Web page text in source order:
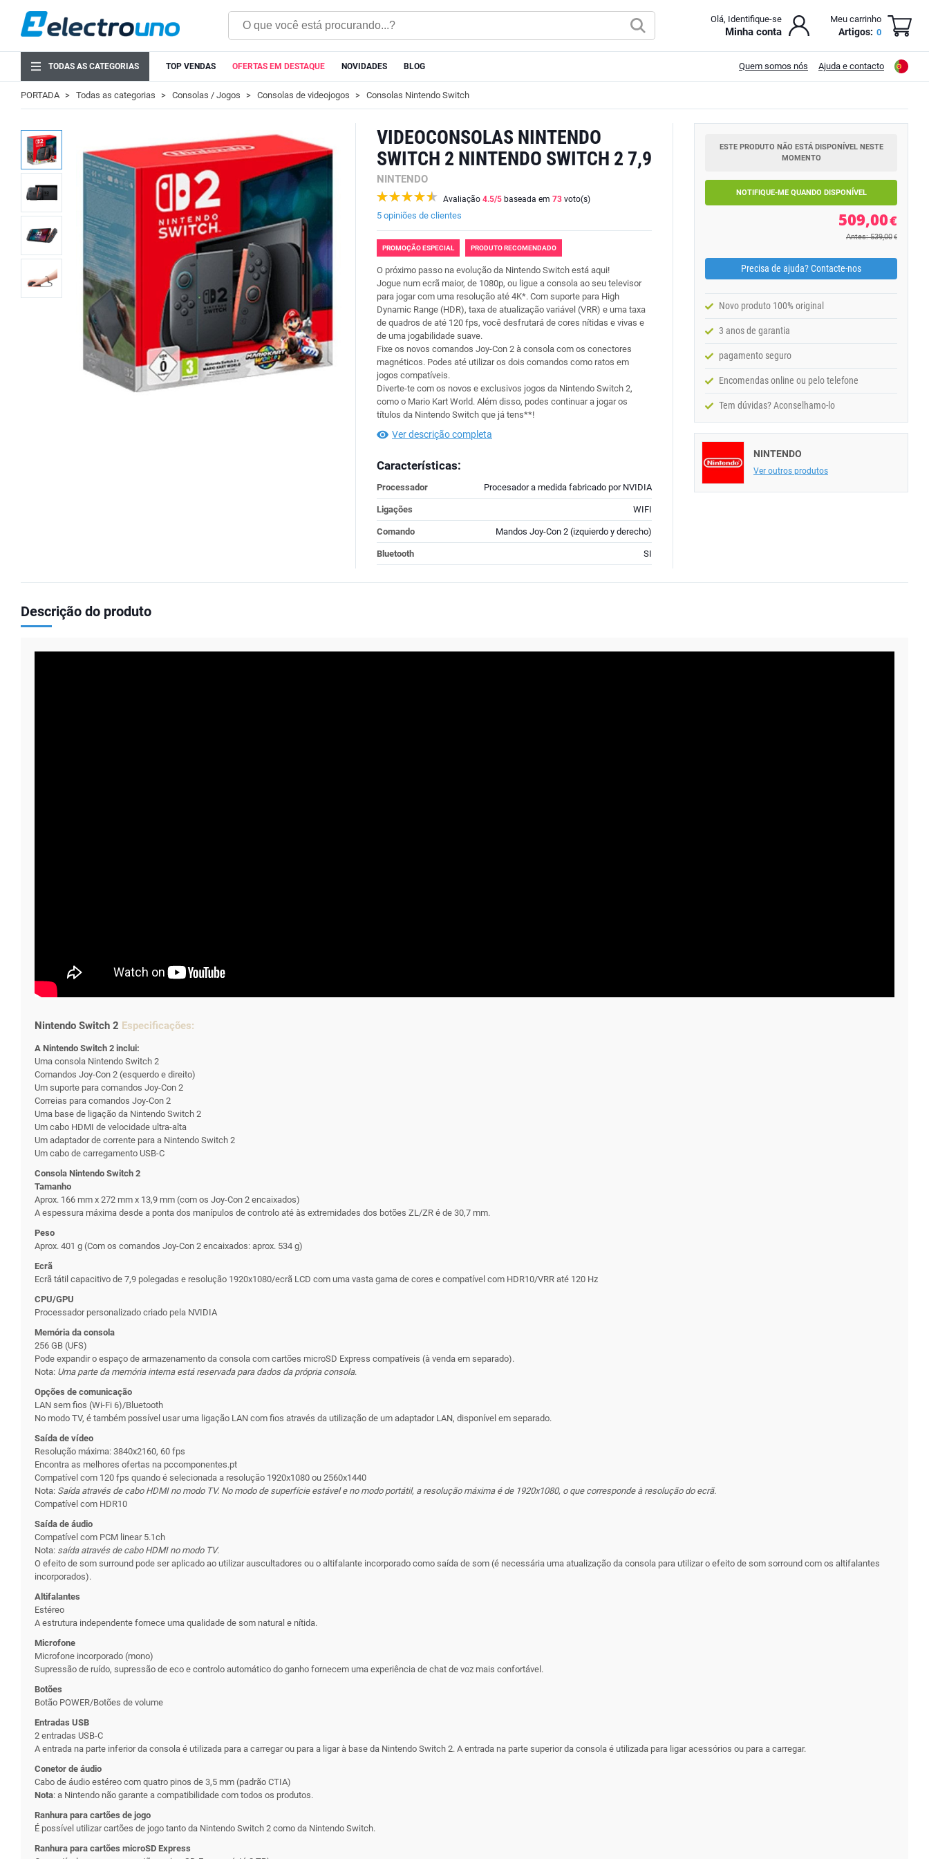
Olá, Identifique-se
Minha conta
Meu carrinho
Artigos: 0
TODAS AS CATEGORIAS TOP VENDAS OFERTAS EM DESTAQUE NOVIDADES BLOG Quem somos nós Ajuda e contacto
PORTADA Todas as categorias Consolas / Jogos Consolas de videojogos Consolas Nintendo Switch
VIDEOCONSOLAS NINTENDO
SWITCH 2 NINTENDO SWITCH 2 7,9
NINTENDO
Avaliação 4.5/5 baseada em 73 voto(s)
5 opiniões de clientes
PROMOÇÃO ESPECIAL PRODUTO RECOMENDADO
O próximo passo na evolução da Nintendo Switch está aqui!
Jogue num ecrã maior, de 1080p, ou ligue a consola ao seu televisor
para jogar com uma resolução até 4K*. Com suporte para High
Dynamic Range (HDR), taxa de atualização variável (VRR) e uma taxa
de quadros de até 120 fps, você desfrutará de cores nítidas e vivas e
de uma jogabilidade suave.
Fixe os novos comandos Joy-Con 2 à consola com os conectores
magnéticos. Podes até utilizar os dois comandos como ratos em
jogos compatíveis.
Diverte-te com os novos e exclusivos jogos da Nintendo Switch 2,
como o Mario Kart World. Além disso, podes continuar a jogar os
títulos da Nintendo Switch que já tens**!
Ver descrição completa
Características:
Processador Procesador a medida fabricado por NVIDIA
Ligações WIFI
Comando Mandos Joy-Con 2 (izquierdo y derecho)
Bluetooth SI
ESTE PRODUTO NÃO ESTÁ DISPONÍVEL NESTE
MOMENTO
NOTIFIQUE-ME QUANDO DISPONÍVEL
509,00€
Antes: 539,00 €
Precisa de ajuda? Contacte-nos
Novo produto 100% original
3 anos de garantia
pagamento seguro
Encomendas online ou pelo telefone
Tem dúvidas? Aconselhamo-lo
NINTENDO
Ver outros produtos
Descrição do produto
Nintendo Switch 2 Especificações:
A Nintendo Switch 2 inclui:
Uma consola Nintendo Switch 2
Comandos Joy-Con 2 (esquerdo e direito)
Um suporte para comandos Joy-Con 2
Correias para comandos Joy-Con 2
Uma base de ligação da Nintendo Switch 2
Um cabo HDMI de velocidade ultra-alta
Um adaptador de corrente para a Nintendo Switch 2
Um cabo de carregamento USB-C
Consola Nintendo Switch 2
Tamanho
Aprox. 166 mm x 272 mm x 13,9 mm (com os Joy-Con 2 encaixados)
A espessura máxima desde a ponta dos manípulos de controlo até às extremidades dos botões ZL/ZR é de 30,7 mm.
Peso
Aprox. 401 g (Com os comandos Joy-Con 2 encaixados: aprox. 534 g)
Ecrã
Ecrã tátil capacitivo de 7,9 polegadas e resolução 1920x1080/ecrã LCD com uma vasta gama de cores e compatível com HDR10/VRR até 120 Hz
CPU/GPU
Processador personalizado criado pela NVIDIA
Memória da consola
256 GB (UFS)
Pode expandir o espaço de armazenamento da consola com cartões microSD Express compatíveis (à venda em separado).
Nota: Uma parte da memória interna está reservada para dados da própria consola.
Opções de comunicação
LAN sem fios (Wi-Fi 6)/Bluetooth
No modo TV, é também possível usar uma ligação LAN com fios através da utilização de um adaptador LAN, disponível em separado.
Saída de vídeo
Resolução máxima: 3840x2160, 60 fps
Encontra as melhores ofertas na pccomponentes.pt
Compatível com 120 fps quando é selecionada a resolução 1920x1080 ou 2560x1440
Nota: Saída através de cabo HDMI no modo TV. No modo de superfície estável e no modo portátil, a resolução máxima é de 1920x1080, o que corresponde à resolução do ecrã.
Compatível com HDR10
Saída de áudio
Compatível com PCM linear 5.1ch
Nota: saída através de cabo HDMI no modo TV.
O efeito de som surround pode ser aplicado ao utilizar auscultadores ou o altifalante incorporado como saída de som (é necessária uma atualização da consola para utilizar o efeito de som sorround com os altifalantes
incorporados).
Altifalantes
Estéreo
A estrutura independente fornece uma qualidade de som natural e nítida.
Microfone
Microfone incorporado (mono)
Supressão de ruído, supressão de eco e controlo automático do ganho fornecem uma experiência de chat de voz mais confortável.
Botões
Botão POWER/Botões de volume
Entradas USB
2 entradas USB-C
A entrada na parte inferior da consola é utilizada para a carregar ou para a ligar à base da Nintendo Switch 2. A entrada na parte superior da consola é utilizada para ligar acessórios ou para a carregar.
Conetor de áudio
Cabo de áudio estéreo com quatro pinos de 3,5 mm (padrão CTIA)
Nota: a Nintendo não garante a compatibilidade com todos os produtos.
Ranhura para cartões de jogo
É possível utilizar cartões de jogo tanto da Nintendo Switch 2 como da Nintendo Switch.
Ranhura para cartões microSD Express